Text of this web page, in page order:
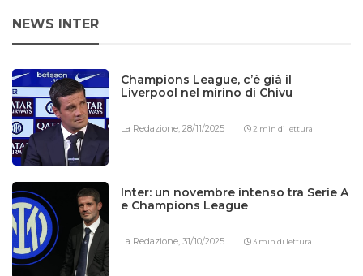
NEWS INTER
Champions League, c’è già il
Liverpool nel mirino di Chivu
La Redazione,28/11/2025 2 min di lettura
Inter: un novembre intenso tra Serie A
e Champions League
La Redazione,31/10/2025 3 min di lettura